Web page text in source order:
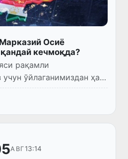
Осиё
кечмоқда?
рақамли
учун ўйлаганимиздан ҳам
исботловчи аччиқ
кириб келиши,
кутилмаган те...
АВГ13:14